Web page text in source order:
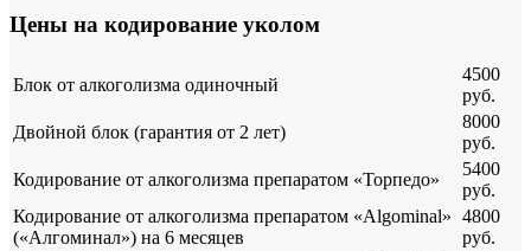
Цены на кодирование уколом
Блок от алкоголизма одиночный
4500
руб.
Двойной блок (гарантия от 2 лет)
8000
руб.
Кодирование от алкоголизма препаратом «Торпедо»
5400
руб.
Кодирование от алкоголизма препаратом «Algominal»
(«Алгоминал») на 6 месяцев
4800
руб.